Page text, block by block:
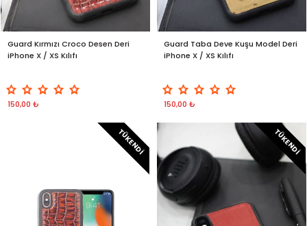
Guard Kırmızı Croco Desen Deri
iPhone X / XS Kılıfı
150,00 ₺
Guard Taba Deve Kuşu Model Deri
iPhone X / XS Kılıfı
150,00 ₺
TÜKENDI TÜKENDI